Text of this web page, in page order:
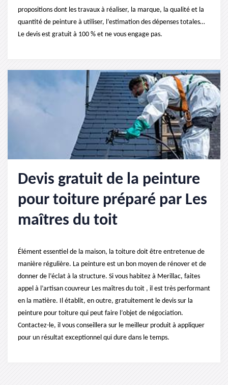
propositions dont les travaux à réaliser, la marque, la qualité et la
quantité de peinture à utiliser, l’estimation des dépenses totales…
Le devis est gratuit à 100 % et ne vous engage pas.
Devis gratuit de la peinture
pour toiture préparé par Les
maîtres du toit
Élément essentiel de la maison, la toiture doit être entretenue de
manière régulière. La peinture est un bon moyen de rénover et de
donner de l’éclat à la structure. Si vous habitez à Merillac, faites
appel à l’artisan couvreur Les maîtres du toit , il est très performant
en la matière. Il établit, en outre, gratuitement le devis sur la
peinture pour toiture qui peut faire l’objet de négociation.
Contactez-le, il vous conseillera sur le meilleur produit à appliquer
pour un résultat exceptionnel qui dure dans le temps.